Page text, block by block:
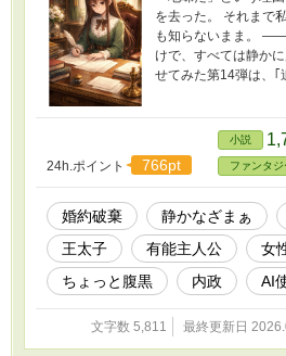
を去った。 それまで
も知らないまま。
けで、すべては静か
せてみた第14弾は、｢
24h.ポイント 766pt
小説
ファンタジ
婚約破棄 静かなざまぁ
王太子
有能主人公 女
ちょっと腹黒
内政 AI
文字数 5,811 最終更新日